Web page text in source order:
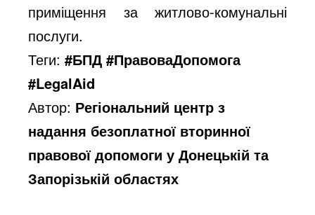
приміщення за житлово-комунальні
послуги.
Теги:#БПД #ПравоваДопомога
#LegalAid
Автор: Регіональний центр з
надання безоплатної вторинної
правової допомоги у Донецькій та
Запорізькій областях